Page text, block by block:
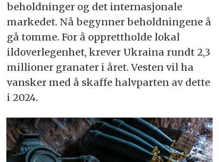
beholdninger og det internasjonale
markedet. Nå begynner beholdningene å
gå tomme. For å opprettholde lokal
ildoverlegenhet, krever Ukraina rundt 2,3
millioner granater i året. Vesten vil ha
vansker med å skaffe halvparten av dette
i 2024.